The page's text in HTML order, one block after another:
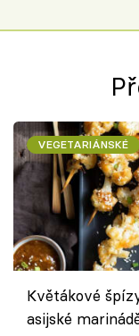
VEGETARIÁNSKÉ
Květákové
asijské